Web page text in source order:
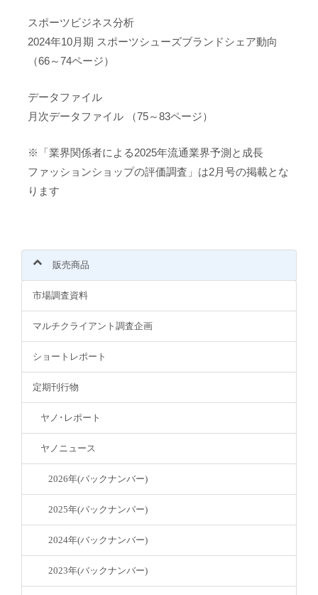
スポーツビジネス分析
2024年10月期 スポーツシューズブランドシェア動向
（66～74ページ）
データファイル
月次データファイル （75～83ページ）
※「業界関係者による2025年流通業界予測と成長
ファッションショップの評価調査」は2月号の掲載とな
ります
販売商品
市場調査資料
マルチクライアント調査企画
ショートレポート
定期刊行物
ヤノ･レポート
ヤノニュース
2026年(バックナンバー)
2025年(バックナンバー)
2024年(バックナンバー)
2023年(バックナンバー)